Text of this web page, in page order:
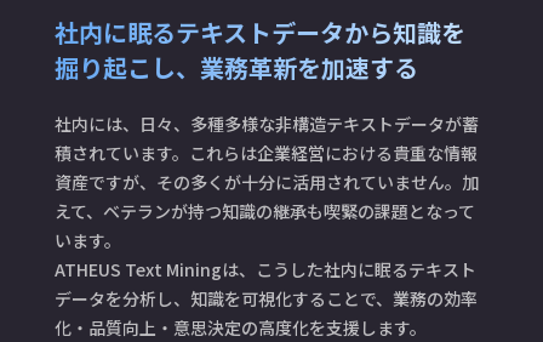
社内に眠るテキストデータから知識を
掘り起こし、業務革新を加速する
社内には、日々、多種多様な非構造テキストデータが蓄
積されています。これらは企業経営における貴重な情報
資産ですが、その多くが十分に活用されていません。加
えて、ベテランが持つ知識の継承も喫緊の課題となって
います。
ATHEUS Text Miningは、こうした社内に眠るテキスト
データを分析し、知識を可視化することで、業務の効率
化・品質向上・意思決定の高度化を支援します。